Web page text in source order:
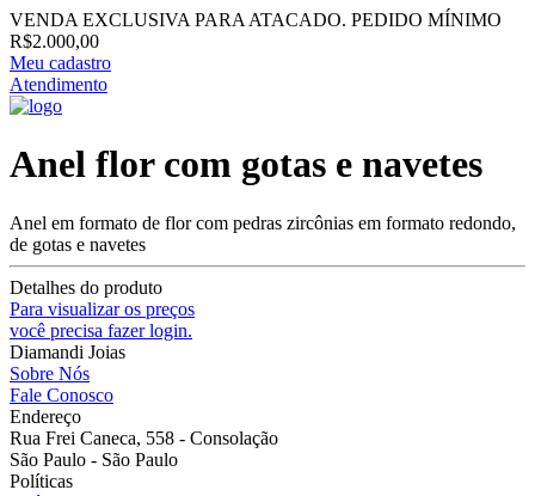
VENDA EXCLUSIVA PARA ATACADO. PEDIDO MÍNIMO
R$2.000,00
Meu cadastro
Atendimento
Anel flor com gotas e navetes
Anel em formato de flor com pedras zircônias em formato redondo,
de gotas e navetes
Detalhes do produto
Para visualizar os preços
você precisa fazer login.
Diamandi Joias
Sobre Nós
Fale Conosco
Endereço
Rua Frei Caneca, 558 - Consolação
São Paulo - São Paulo
Políticas